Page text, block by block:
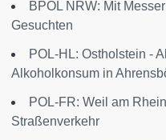
BPOL NRW: Mit
Gesuchten
POL-HL: Ostholstein -
Alkoholkonsum in
POL-FR: Weil am
Straßenverkehr